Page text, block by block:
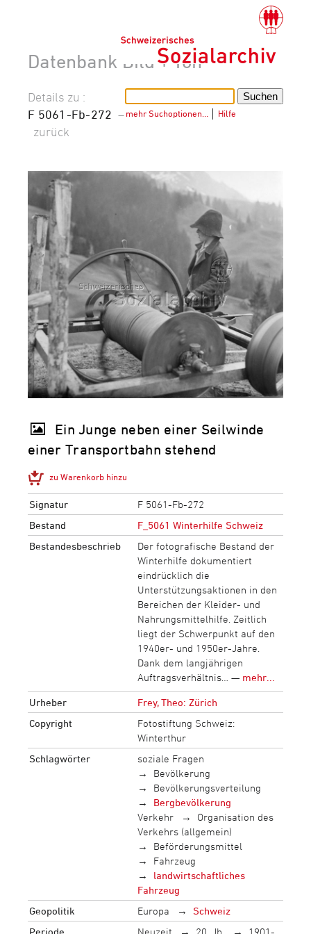
Datenbank Bild + Ton
mehr Suchoptionen… Hilfe
Details zu :
F 5061-Fb-272 –
zurück
Ein Junge neben einer Seilwinde
einer Transportbahn stehend
zu Warenkorb hinzu
Signatur
F 5061-Fb-272
Bestand
F_5061 Winterhilfe Schweiz
Bestandesbeschrieb
Der fotografische Bestand der
Winterhilfe dokumentiert
eindrücklich die
Unterstützungsaktionen in den
Bereichen der Kleider- und
Nahrungsmittelhilfe. Zeitlich
liegt der Schwerpunkt auf den
1940er- und 1950er-Jahre.
Dank dem langjährigen
Auftragsverhältnis… — mehr...
Urheber
Frey, Theo: Zürich
Copyright
Fotostiftung Schweiz:
Winterthur
Schlagwörter
soziale Fragen
Bevölkerung
Bevölkerungsverteilung
Bergbevölkerung
Verkehr
Organisation des
Verkehrs (allgemein)
Beförderungsmittel
Fahrzeug
landwirtschaftliches
Fahrzeug
Geopolitik
Europa
Schweiz